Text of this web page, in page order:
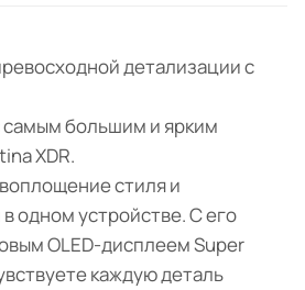
детализации с
большим и ярким
XDR.
стиля и
одном устройстве. С его
OLED-дисплеем Super
каждую деталь